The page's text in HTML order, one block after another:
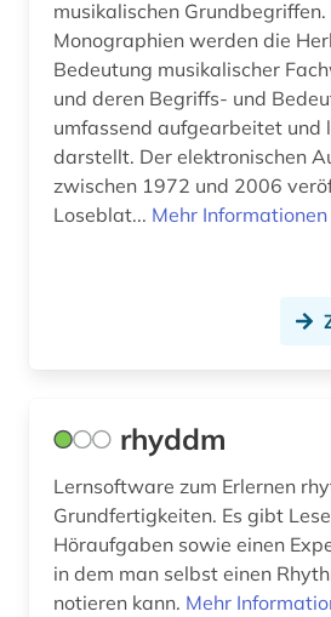
kostümbild (1)
kostümkunde (1)
kuenste (1)
kultur (3)
latein (1)
lehrbuch (1)
leihmaterial (1)
lernsoftware (1)
musikalischen
Monographien werden die
Bedeutung musikalischer
und deren Begriffs- und
umfassend aufgearbeitet und
darstellt. Der elektronischen
zwischen 1972 und 2006
Loseblat... Mehr Informationen
rhyddm
Lernsoftware zum Erlernen
Grundfertigkeiten. Es gibt
Höraufgaben sowie einen
in dem man selbst einen
notieren kann. Mehr